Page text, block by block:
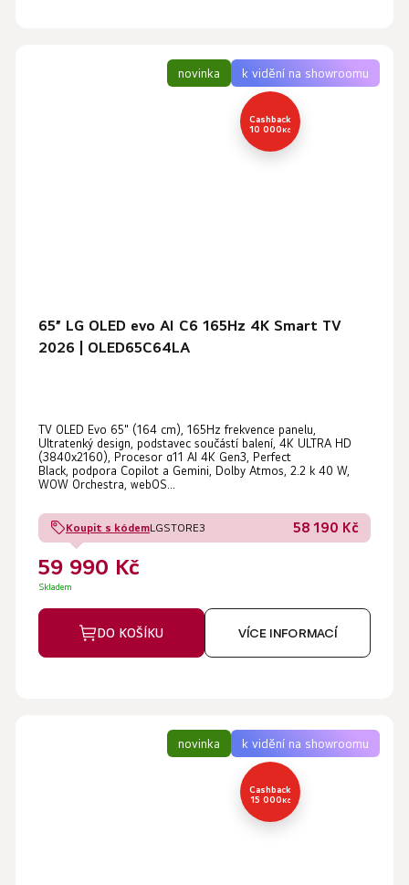
novinka k vidění na showroomu
65” LG OLED evo AI C6 165Hz 4K Smart TV
2026 | OLED65C64LA
hodnocení
produktu
je
5
hvězdiček.
TV OLED Evo 65" (164 cm), 165Hz frekvence panelu,
Ultratenký design, podstavec součástí balení, 4K ULTRA HD
(3840x2160), Procesor α11 AI 4K Gen3, Perfect
Black, podpora Copilot a Gemini, Dolby Atmos, 2.2 k 40 W,
WOW Orchestra, webOS...
Koupit s kódemLGSTORE3 58 190 Kč
59 990 Kč
Skladem
DO KOŠÍKU VÍCE INFORMACÍ
Cashback
10 000Kč
novinka k vidění na showroomu
Cashback
15 000Kč